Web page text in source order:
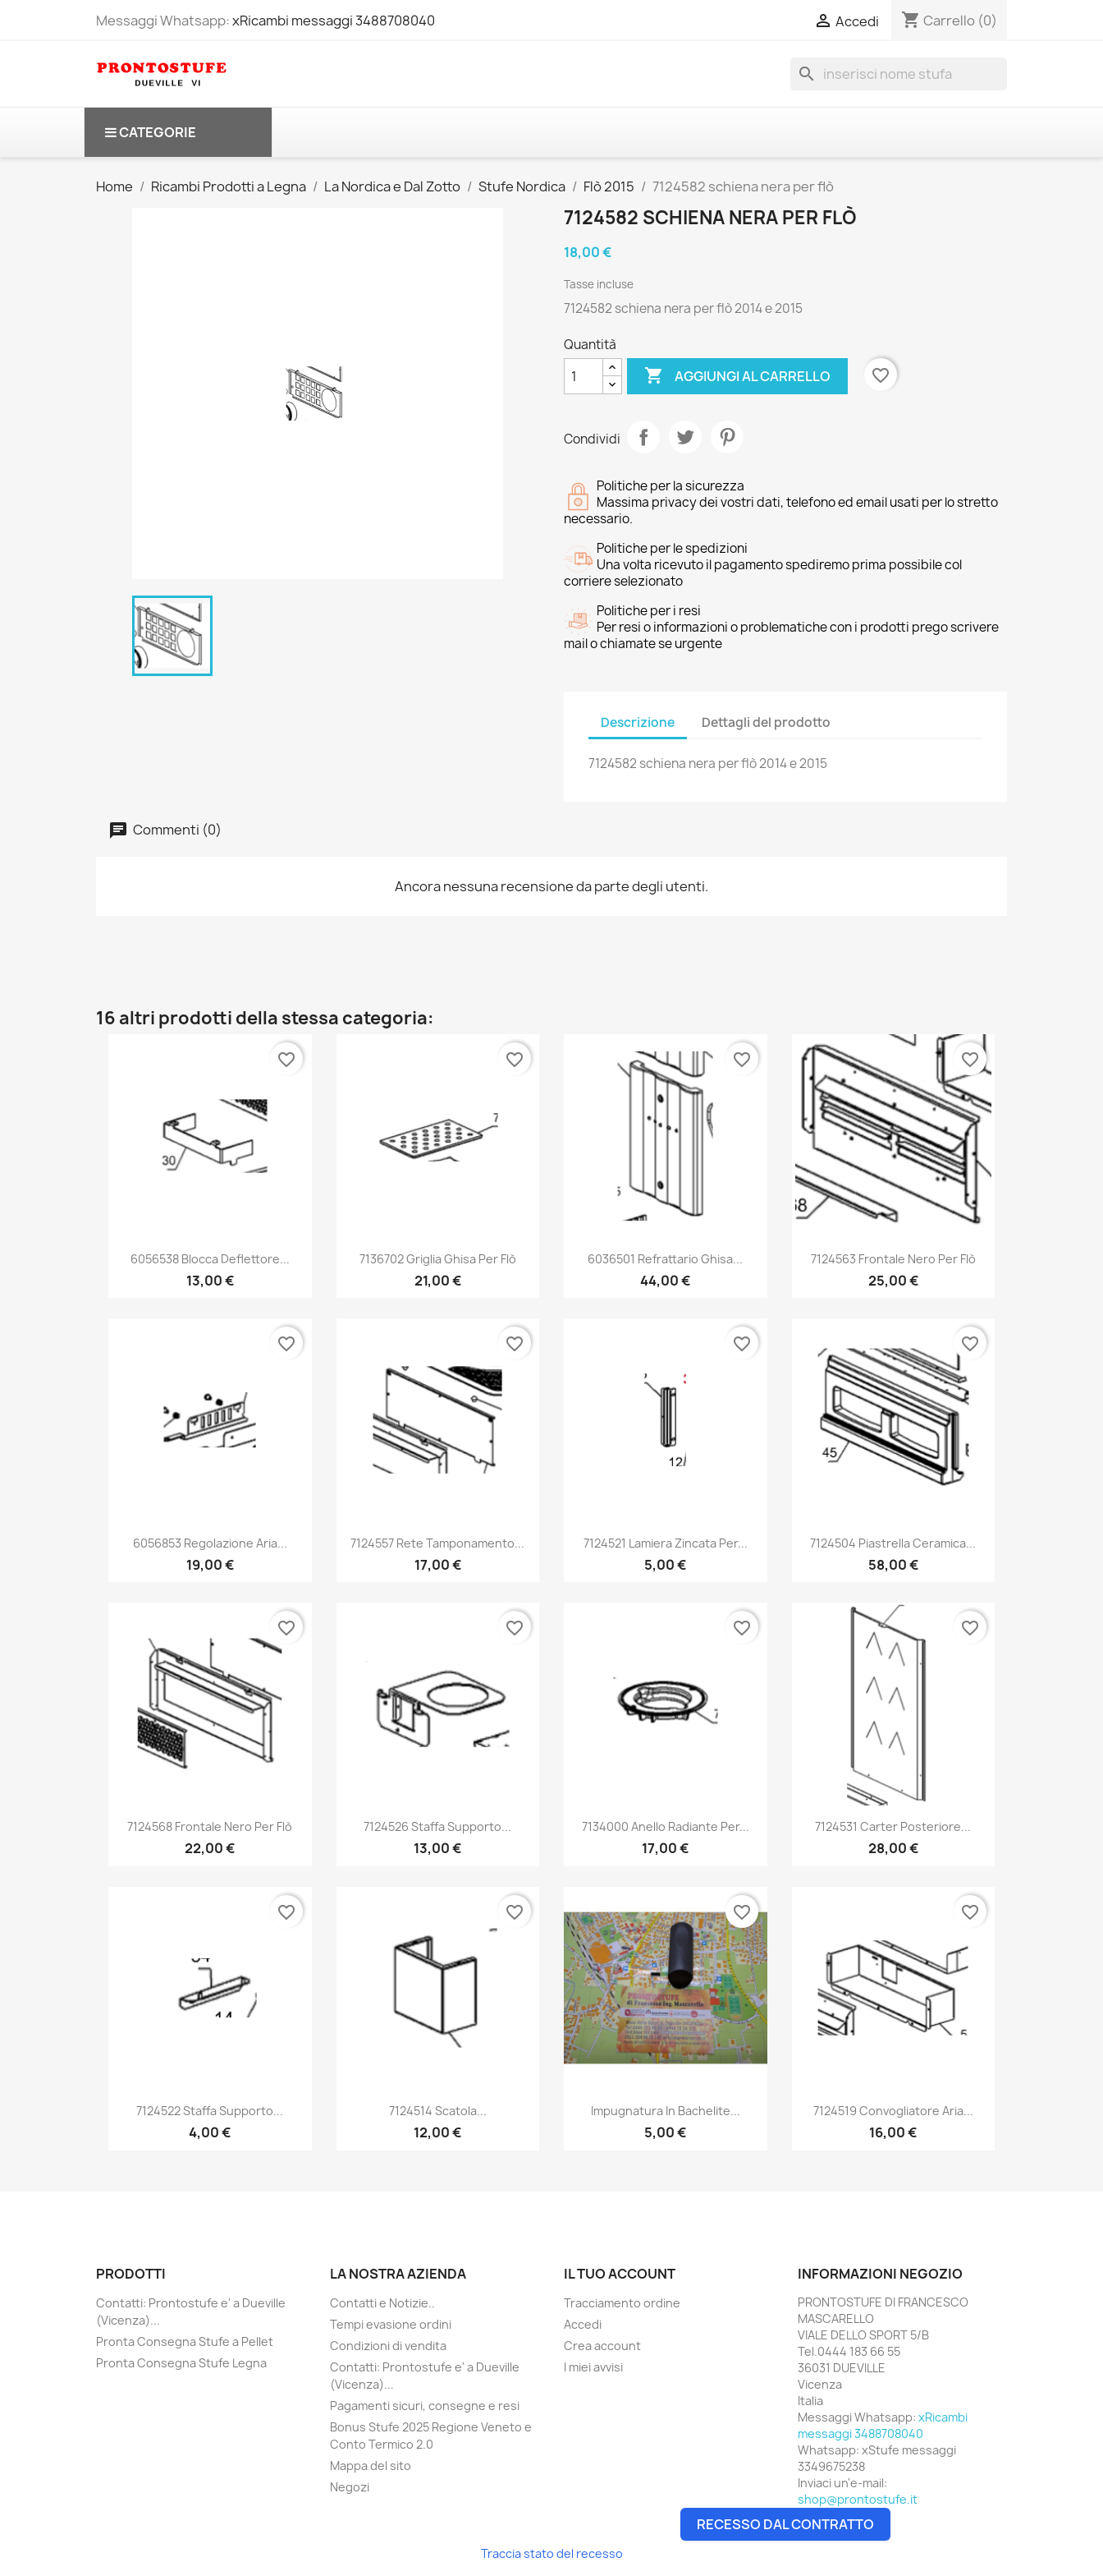
Messaggi Whatsapp:xRicambi messaggi 3488708040  Accedi shopping_cart Carrello (0)
search
CATEGORIE
Home Ricambi Prodotti a Legna La Nordica e Dal Zotto Stufe Nordica Flò 2015 7124582 schiena nera per flò
7124582 SCHIENA NERA PER FLÒ
18,00 €
Tasse incluse
7124582 schiena nera per flò 2014 e 2015
Quantità
 AGGIUNGI AL CARRELLO favorite_border
Condividi
Politiche per la sicurezza
Massima privacy dei vostri dati, telefono ed email usati per lo stretto
necessario.
Politiche per le spedizioni
Una volta ricevuto il pagamento spediremo prima possibile col
corriere selezionato
Politiche per i resi
Per resi o informazioni o problematiche con i prodotti prego scrivere
mail o chiamate se urgente
Descrizione Dettagli del prodotto
7124582 schiena nera per flò 2014 e 2015
Commenti (0)
Ancora nessuna recensione da parte degli utenti.
16 altri prodotti della stessa categoria:
Anteprima
6056538 Blocca Deflettore...
13,00 €
favorite_border
Anteprima
7136702 Griglia Ghisa Per Flò
21,00 €
favorite_border
Anteprima
6036501 Refrattario Ghisa...
44,00 €
favorite_border
Anteprima
7124563 Frontale Nero Per Flò
25,00 €
favorite_border
Anteprima
6056853 Regolazione Aria...
19,00 €
favorite_border
Anteprima
7124557 Rete Tamponamento...
17,00 €
favorite_border
Anteprima
7124521 Lamiera Zincata Per...
5,00 €
favorite_border
Anteprima
7124504 Piastrella Ceramica...
58,00 €
favorite_border
Anteprima
7124568 Frontale Nero Per Flò
22,00 €
favorite_border
Anteprima
7124526 Staffa Supporto...
13,00 €
favorite_border
Anteprima
7134000 Anello Radiante Per...
17,00 €
favorite_border
Anteprima
7124531 Carter Posteriore...
28,00 €
favorite_border
Anteprima
7124522 Staffa Supporto...
4,00 €
favorite_border
Anteprima
7124514 Scatola...
12,00 €
favorite_border
Anteprima
Impugnatura In Bachelite...
5,00 €
favorite_border
Anteprima
7124519 Convogliatore Aria...
16,00 €
favorite_border
PRODOTTI
Contatti: Prontostufe e' a Dueville
(Vicenza)...
Pronta Consegna Stufe a Pellet
Pronta Consegna Stufe Legna
LA NOSTRA AZIENDA
Contatti e Notizie..
Tempi evasione ordini
Condizioni di vendita
Contatti: Prontostufe e' a Dueville
(Vicenza)...
Pagamenti sicuri, consegne e resi
Bonus Stufe 2025 Regione Veneto e
Conto Termico 2.0
Mappa del sito
Negozi
IL TUO ACCOUNT
Tracciamento ordine
Accedi
Crea account
I miei avvisi
INFORMAZIONI NEGOZIO
PRONTOSTUFE DI FRANCESCO
MASCARELLO
VIALE DELLO SPORT 5/B
Tel.0444 183 66 55
36031 DUEVILLE
Vicenza
Italia
Messaggi Whatsapp: xRicambi
messaggi 3488708040
Whatsapp: xStufe messaggi
3349675238
Inviaci un'e-mail:
shop@prontostufe.it
RECESSO DAL CONTRATTO
Traccia stato del recesso